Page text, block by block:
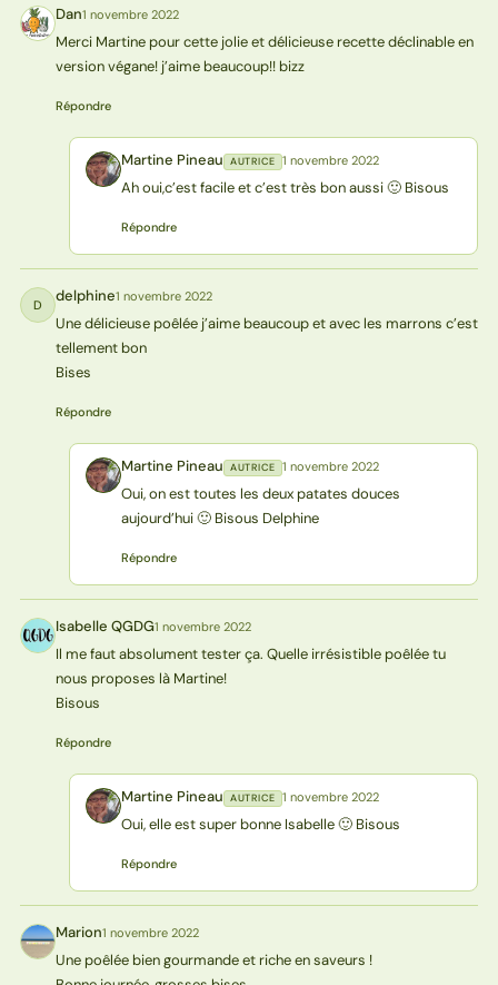
D Dan1 novembre 2022
Merci Martine pour cette jolie et délicieuse recette déclinable en
version végane! j’aime beaucoup!! bizz
Répondre
MP Martine Pineau AUTRICE 1 novembre 2022
Ah oui,c’est facile et c’est très bon aussi 🙂 Bisous
Répondre
D delphine1 novembre 2022
Une délicieuse poêlée j’aime beaucoup et avec les marrons c’est
tellement bon
Bises
Répondre
MP Martine Pineau AUTRICE 1 novembre 2022
Oui, on est toutes les deux patates douces
aujourd’hui 🙂 Bisous Delphine
Répondre
IQ Isabelle QGDG1 novembre 2022
Il me faut absolument tester ça. Quelle irrésistible poêlée tu
nous proposes là Martine!
Bisous
Répondre
MP Martine Pineau AUTRICE 1 novembre 2022
Oui, elle est super bonne Isabelle 🙂 Bisous
Répondre
M Marion1 novembre 2022
Une poêlée bien gourmande et riche en saveurs !